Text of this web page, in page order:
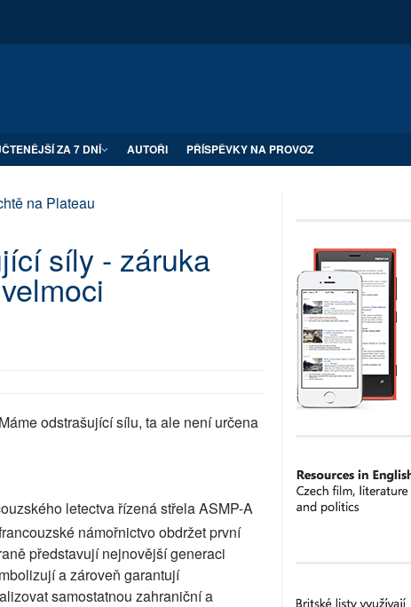
ZA 7 DNÍ AUTOŘI PŘÍSPĚVKY NA PROVOZ
síly - záruka
odstrašující sílu, ta ale není určena
letectva řízená střela ASMP-A
námořnictvo obdržet první
představují nejnovější generaci
a zároveň garantují
samostatnou zahraniční a